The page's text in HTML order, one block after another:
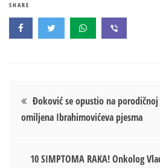
SHARE
Кретање
чланка
Đoković se opustio na
omiljena Ibrahimovićeva pjesma
10 SIMPTOMA RAKA! Onkolog